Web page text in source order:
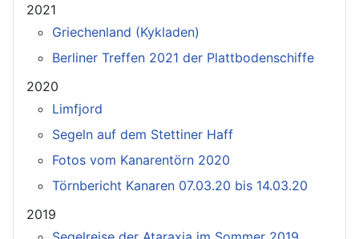
2021
Griechenland (Kykladen)
Berliner Treffen 2021 der Plattbodenschiffe
2020
Limfjord
Segeln auf dem Stettiner Haff
Fotos vom Kanarentörn 2020
Törnbericht Kanaren 07.03.20 bis 14.03.20
2019